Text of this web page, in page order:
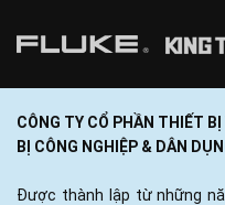
CÔNG TY CỔ PHẦN THIẾT
BỊ CÔNG NGHIỆP & DÂN
Được thành lập từ những